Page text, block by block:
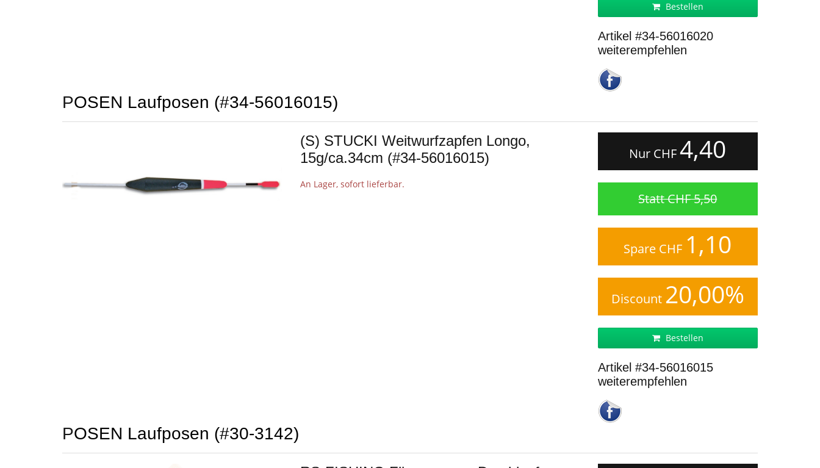
Bestellen
Artikel #34-56016020
weiterempfehlen
POSEN Laufposen (#34-56016015)
(S) STUCKI Weitwurfzapfen Longo,
15g/ca.34cm (#34-56016015)
An Lager, sofort lieferbar.
Nur CHF4,40
Statt CHF 5,50
Spare CHF 1,10
Discount 20,00%
Bestellen
Artikel #34-56016015
weiterempfehlen
POSEN Laufposen (#30-3142)